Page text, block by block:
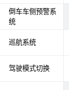
倒车车侧预警系
统
巡航系统
驾驶模式切换